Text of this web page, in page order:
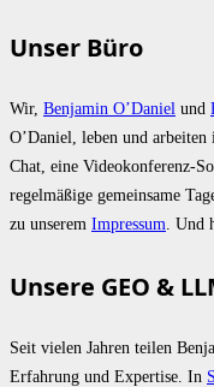
Unser Büro
Wir, Benjamin O’Daniel und
O’Daniel, leben und
Chat, eine Videokonferenz-
regelmäßige gemeinsame
zu unserem Impressum . Und
Unsere GEO &
Seit vielen Jahren teilen
Erfahrung und Expertise. In